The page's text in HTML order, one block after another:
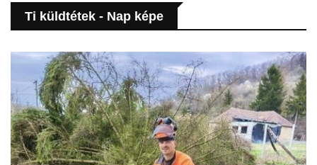
Ti küldtétek - Nap képe